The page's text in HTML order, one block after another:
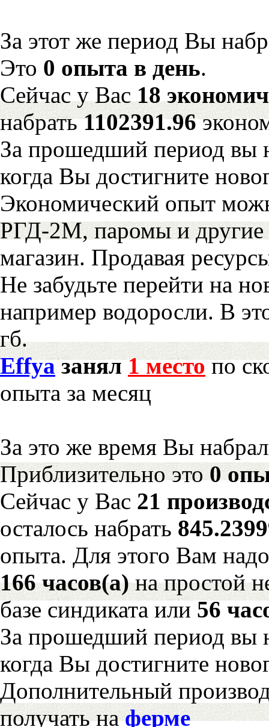
За этот же период Вы
Это 0 опыта в день.
Сейчас у Вас18
набрать1102391.96
За прошедший период вы
когда Вы достигните
Экономический опыт
РГД-2М, паромы и другие
магазин. Продавая
Не забудьте перейти на
например водоросли. В
гб.
Effyaзанял1 местопо
опыта за месяц
За это же время Вы
Приблизительно это0
Сейчас у Вас 21
осталось набрать
опыта. Для этого Вам
166 часов(а)на простой
базе синдиката или56
За прошедший период вы
когда Вы достигните
Дополнительный
получать наферме